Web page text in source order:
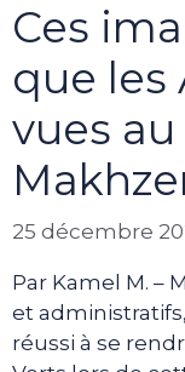
Ces
que les
vues
25 décembre
Par Kamel M. –
et
réussi à se